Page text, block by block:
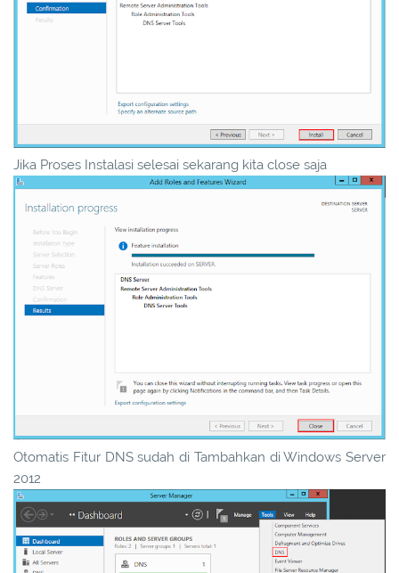
Jika Proses Instalasi selesai sekarang kita close saja
Otomatis Fitur DNS sudah di Tambahkan di Windows Server
2012